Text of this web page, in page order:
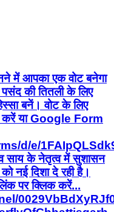
में आपका एक वोट बनेगा
की तितली के लिए
बनें। वोट के लिए
करें या Google Form
d/e/
साय के नेतृत्व में सुशासन
नई दिशा दे रही है।
पर क्लिक करें...